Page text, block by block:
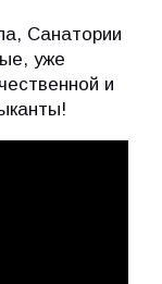
Санатории
уже
и